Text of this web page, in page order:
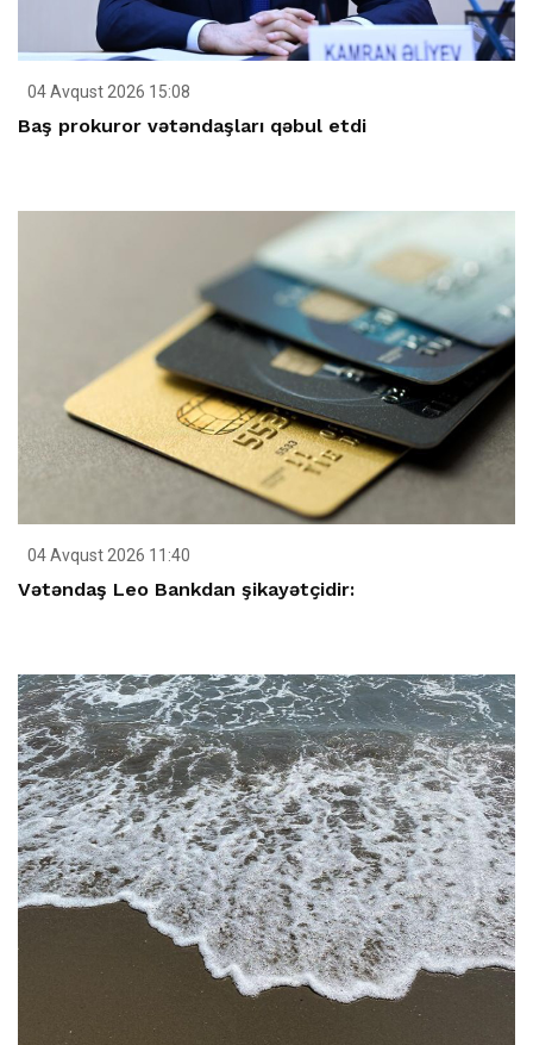
04 Avqust 2026 15:08
Baş prokuror vətəndaşları qəbul etdi
04 Avqust 2026 11:40
Vətəndaş Leo Bankdan şikayətçidir: